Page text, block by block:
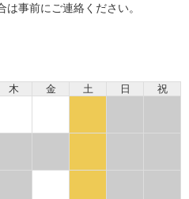
事前にご連絡ください。
木 金 土 日 祝